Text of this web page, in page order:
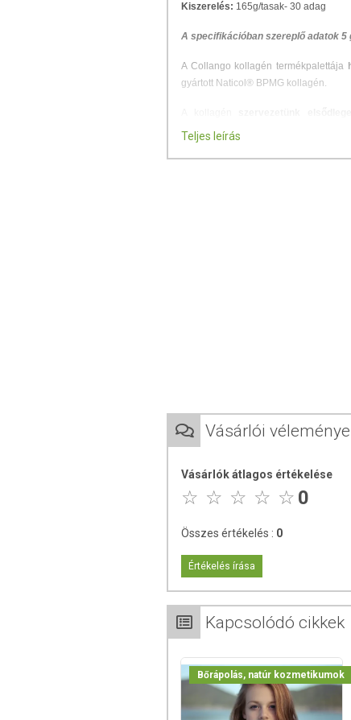
Kiszerelés: 165g/tasak- 30 adag
A specifikációban szereplő adatok 5
A Collango kollagén termékpalettája
gyártott Naticol® BPMG kollagén.
biztosítjaa bőr, a porcok és a
Collango Collagen Fish előnyei:
Ellenáll a hőmérséklet
Elérhető kutatási eredmények
Mindig frissen készíthető
A KOLLAGÉN
bőr, a porcok és a csontok kohézióját,
hajnak, körömnek, ínaknak,
lelassul, majd lecsökken és végül
MIÉRT FONTOS, HOGY A
Teljes leírás
Vásárlói
Vásárlók átlagos értékelése
0
Összes értékelés : 0
Értékelés írása
Kapcsolódó cikkek
Bőrápolás, natúr kozmetikumok